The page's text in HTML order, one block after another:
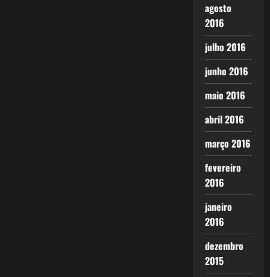
agosto
2016
julho 2016
junho 2016
maio 2016
abril 2016
março 2016
fevereiro
2016
janeiro
2016
dezembro
2015